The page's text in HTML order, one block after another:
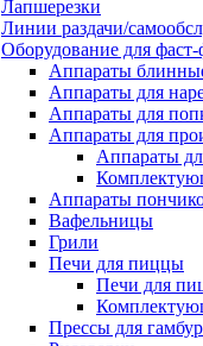
Лапшерезки
Линии раздачи/
Оборудование для фаст-
Аппараты
Аппараты для
Аппараты для
Аппараты для
Аппараты
Аппараты
Вафельницы
Грили
Печи для пиццы
Печи для
Прессы для